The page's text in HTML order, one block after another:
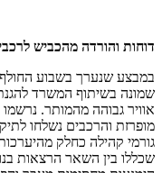
דוחות והורדה מהכביש
במבצע שנערך בשבוע החולף
מופרזת והרכבים נשלחו
גורמי קהילה כחלק
שכללו בין השאר הרצאות